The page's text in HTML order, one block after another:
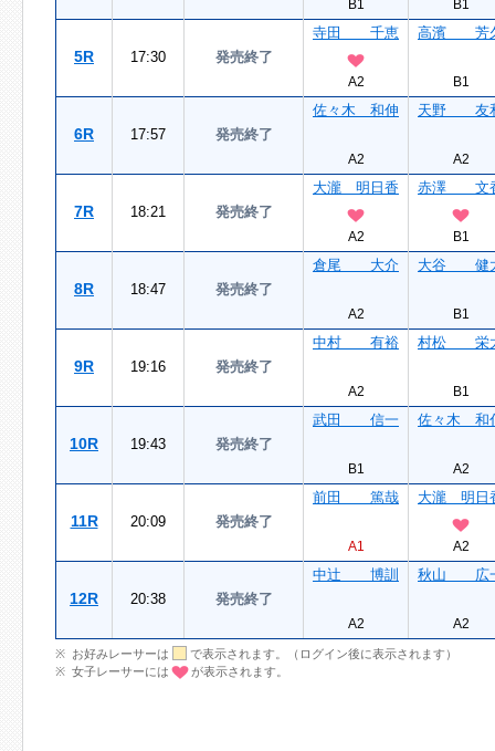
B1 B1
5R 17:30 発売終了
寺田 千恵
A2
高濱 芳
B1
6R 17:57 発売終了
佐々木 和伸
A2
天野 友
A2
7R 18:21 発売終了
大瀧 明日香
A2
赤澤 文
B1
8R 18:47 発売終了
倉尾 大介
A2
大谷 健
B1
9R 19:16 発売終了
中村 有裕
A2
村松 栄
B1
10R 19:43 発売終了
武田 信一
B1
佐々木 和
A2
11R 20:09 発売終了
前田 篤哉
A1
大瀧 明日
A2
12R 20:38 発売終了
中辻 博訓
A2
秋山 広
A2
お好みレーサーは
で表示されます。（ログイン後に表示されます）
女子レーサーには
が表示されます。